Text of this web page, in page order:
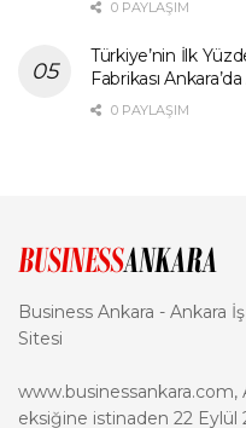
0 PAYLAŞIM
Türkiye’nin İlk
Fabrikası Ankara’da
0 PAYLAŞIM
Business Ankara - Ankara
Sitesi
eksiğine istinaden 22 Eylül